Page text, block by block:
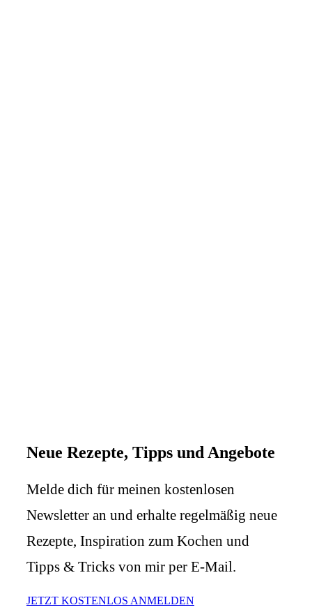
Neue Rezepte, Tipps und Angebote
Melde dich für meinen kostenlosen
Newsletter an und erhalte regelmäßig neue
Rezepte, Inspiration zum Kochen und
Tipps & Tricks von mir per E-Mail.
JETZT KOSTENLOS ANMELDEN